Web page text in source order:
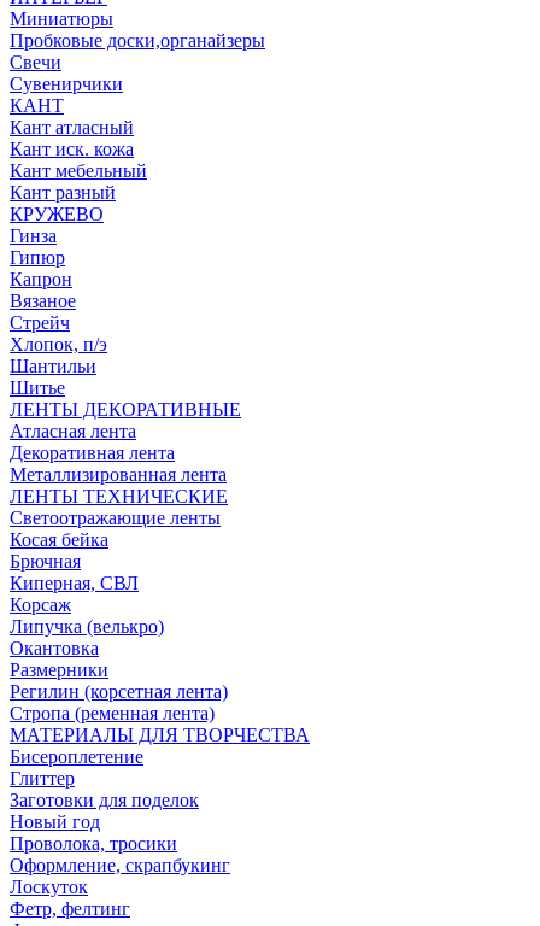
Миниатюры
Пробковые доски,органайзеры
Свечи
Сувенирчики
КАНТ
Кант атласный
Кант иск. кожа
Кант мебельный
Кант разный
КРУЖЕВО
Гинза
Гипюр
Капрон
Вязаное
Стрейч
Хлопок, п/э
Шантильи
Шитье
ЛЕНТЫ ДЕКОРАТИВНЫЕ
Атласная лента
Декоративная лента
Металлизированная лента
ЛЕНТЫ ТЕХНИЧЕСКИЕ
Светоотражающие ленты
Косая бейка
Брючная
Киперная, СВЛ
Корсаж
Липучка (велькро)
Окантовка
Размерники
Регилин (корсетная лента)
Стропа (ременная лента)
МАТЕРИАЛЫ ДЛЯ ТВОРЧЕСТВА
Бисероплетение
Глиттер
Заготовки для поделок
Новый год
Проволока, тросики
Оформление, скрапбукинг
Лоскуток
Фетр, фелтинг